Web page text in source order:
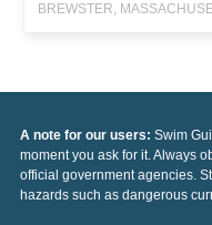
BREWSTER,
A note for our users: Swim
moment you ask for it. Always
official government agencies.
hazards such as dangerous